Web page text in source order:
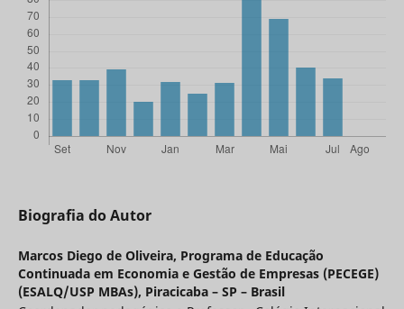
Biografia do Autor
Marcos Diego de Oliveira, Programa de Educação
Continuada em Economia e Gestão de Empresas (PECEGE)
(ESALQ/USP MBAs), Piracicaba – SP – Brasil